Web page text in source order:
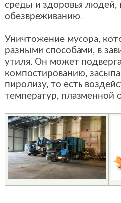
среды и здоровья людей,
обезвреживанию.
Уничтожение мусора,
разными способами, в
утиля. Он может
компостированию,
пиролизу, то есть
температур, плазменной